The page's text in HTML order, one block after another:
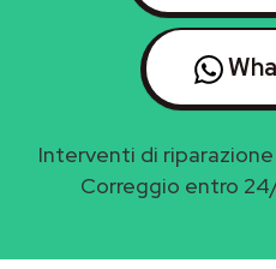
Interventi di
Correggio entro